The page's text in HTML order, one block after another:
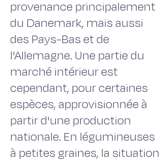
provenance principalement
du Danemark, mais aussi
des Pays-Bas et de
l'Allemagne. Une partie du
marché intérieur est
cependant, pour certaines
espèces, approvisionnée à
partir d'une production
nationale. En légumineuses
à petites graines, la situation